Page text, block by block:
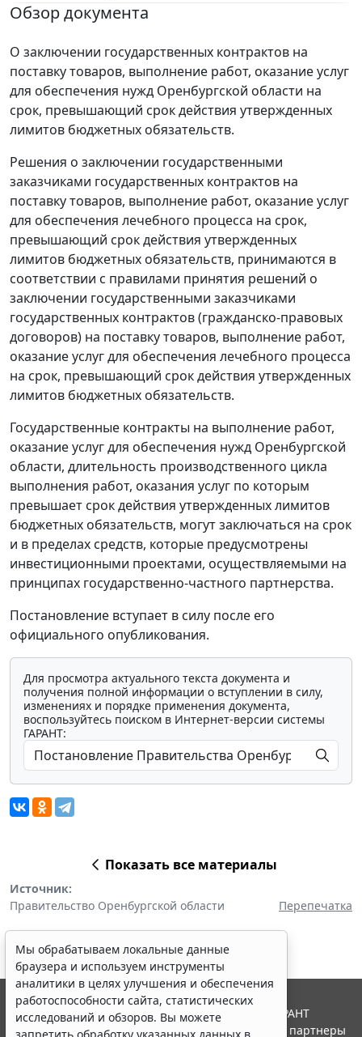
Обзор документа
О заключении государственных контрактов на
поставку товаров, выполнение работ, оказание услуг
для обеспечения нужд Оренбургской области на
срок, превышающий срок действия утвержденных
лимитов бюджетных обязательств.
Решения о заключении государственными
заказчиками государственных контрактов на
поставку товаров, выполнение работ, оказание услуг
для обеспечения лечебного процесса на срок,
превышающий срок действия утвержденных
лимитов бюджетных обязательств, принимаются в
соответствии с правилами принятия решений о
заключении государственными заказчиками
государственных контрактов (гражданско-правовых
договоров) на поставку товаров, выполнение работ,
оказание услуг для обеспечения лечебного процесса
на срок, превышающий срок действия утвержденных
лимитов бюджетных обязательств.
Государственные контракты на выполнение работ,
оказание услуг для обеспечения нужд Оренбургской
области, длительность производственного цикла
выполнения работ, оказания услуг по которым
превышает срок действия утвержденных лимитов
бюджетных обязательств, могут заключаться на срок
и в пределах средств, которые предусмотрены
инвестиционными проектами, осуществляемыми на
принципах государственно-частного партнерства.
Постановление вступает в силу после его
официального опубликования.
Для просмотра актуального текста документа и
получения полной информации о вступлении в силу,
изменениях и порядке применения документа,
воспользуйтесь поиском в Интернет-версии системы
ГАРАНТ:
Показать все материалы
Источник:
Правительство Оренбургской области
Перепечатка
Мы обрабатываем локальные данные
браузера и используем инструменты
аналитики в целях улучшения и обеспечения
работоспособности сайта, статистических
исследований и обзоров. Вы можете
© ООО "НПП "ГАРАНТ-СЕРВИС", 2026. Система ГАРАНТ
выпускается с 1990 года. Компания "Гарант" и ее партнеры